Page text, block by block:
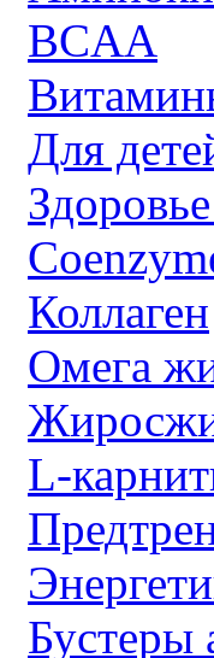
BCAA
Для
Коллаген
Омега
L-
Бустеры